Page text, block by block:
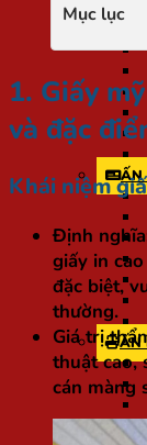
ẤN
ẤN
Mục lục
1. Giấy
và đặc
Khái niệm
Định
giấy in
đặc biệt,
thường.
Giá trị
thuật cao,
cán màng